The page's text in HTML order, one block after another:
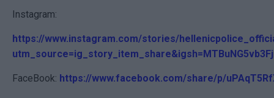
Instagram:
https://www.instagram.com/stories/
FaceBook: https://www.facebook.com/share/p/